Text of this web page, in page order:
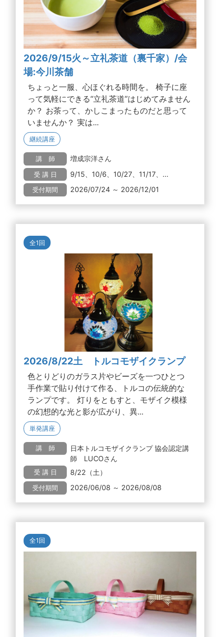
2026/9/15火～立礼茶道（裏千家）/会
場:今川茶舗
ちょっと一服、心ほぐれる時間を。 椅子に座
って気軽にできる“立礼茶道”はじめてみません
か？ お茶って、かしこまったものだと思って
いませんか？ 実は...
継続講座
講 師 増成宗洋さん
受 講 日 9/15、10/6、10/27、11/17、...
受付期間 2026/07/24 ～ 2026/12/01
全1回
2026/8/22土 トルコモザイクランプ
色とりどりのガラス片やビーズを一つひとつ
手作業で貼り付けて作る、トルコの伝統的な
ランプです。 灯りをともすと、モザイク模様
の幻想的な光と影が広がり、異...
単発講座
講 師
日本トルコモザイクランプ 協会認定講
師 LUCOさん
受 講 日 8/22（土）
受付期間 2026/06/08 ～ 2026/08/08
全1回